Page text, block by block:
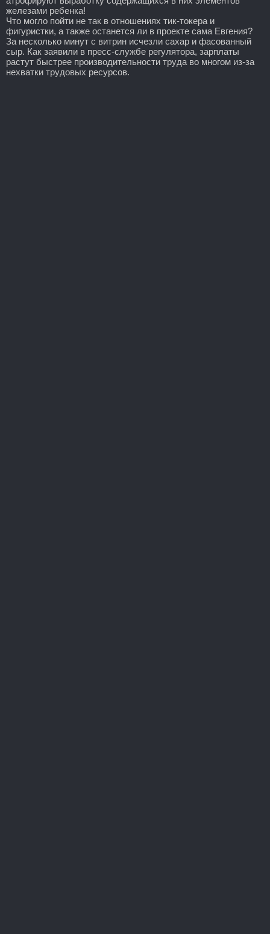
железами ребенка!
Что могло пойти не так в отношениях тик-токера и
фигуристки, а также останется ли в проекте сама Евгения?
За несколько минут с витрин исчезли сахар и фасованный
сыр. Как заявили в пресс-службе регулятора, зарплаты
растут быстрее производительности труда во многом из-за
нехватки трудовых ресурсов.